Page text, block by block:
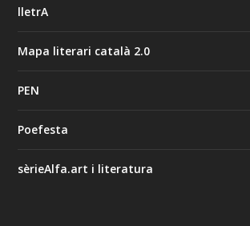
lletrA
Mapa literari català 2.0
PEN
Poefesta
sèrieAlfa.art i literatura